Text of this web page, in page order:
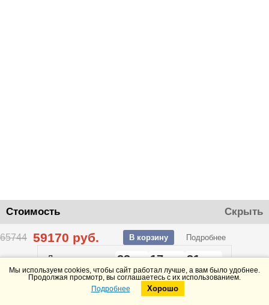
Стоимость Скрыть
65744 59170 руб. В корзину Подробнее
До конца акции23 17 31
Telegram
Мы используем cookies, чтобы сайт работал лучше, а вам было удобнее.
Продолжая просмотр, вы соглашаетесь с их использованием.
Подробнее
Хорошо